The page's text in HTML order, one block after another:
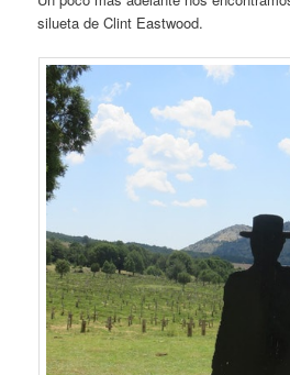
silueta de Clint Eastwood.